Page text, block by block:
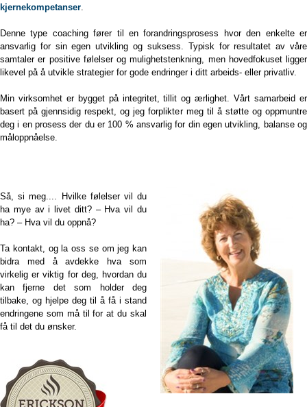
kjernekompetanser.
Denne type coaching fører til en forandringsprosess hvor den enkelte er
ansvarlig for sin egen utvikling og suksess. Typisk for resultatet av våre
samtaler er positive følelser og mulighetstenkning, men hovedfokuset ligger
likevel på å utvikle strategier for gode endringer i ditt arbeids- eller privatliv.
Min virksomhet er bygget på integritet, tillit og ærlighet. Vårt samarbeid er
basert på gjennsidig respekt, og jeg forplikter meg til å støtte og oppmuntre
deg i en prosess der du er 100 % ansvarlig for din egen utvikling, balanse og
måloppnåelse.
Så, si meg.... Hvilke følelser vil du
ha mye av i livet ditt? – Hva vil du
ha? – Hva vil du oppnå?
Ta kontakt, og la oss se om jeg kan
bidra med å avdekke hva som
virkelig er viktig for deg, hvordan du
kan fjerne det som holder deg
tilbake, og hjelpe deg til å få i stand
endringene som må til for at du skal
få til det du ønsker.